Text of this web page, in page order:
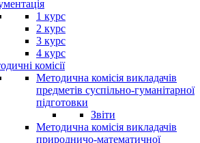
1 курс
2 курс
3 курс
4 курс
комісії
Методична комісія викладачів
предметів суспільно-гуманітарної
підготовки
Звіти
Методична комісія викладачів
природничо-математичної